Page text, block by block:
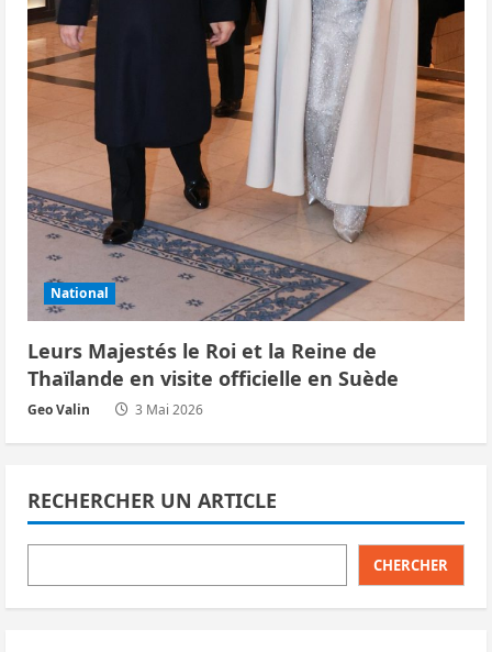
National
Leurs Majestés le Roi et la Reine de
Thaïlande en visite officielle en Suède
Geo Valin 3 Mai 2026
RECHERCHER UN ARTICLE
CHERCHER